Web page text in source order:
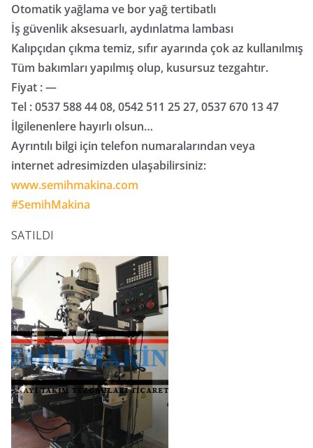
Otomatik yağlama ve bor yağ tertibatlı
İş güvenlik aksesuarlı, aydınlatma lambası
Kalıpçıdan çıkma temiz, sıfır ayarında çok az kullanılmış
Tüm bakımları yapılmış olup, kusursuz tezgahtır.
Fiyat : —
Tel : 0537 588 44 08, 0542 511 25 27, 0537 670 13 47
İlgilenenlere hayırlı olsun…
Ayrıntılı bilgi için telefon numaralarından veya
internet adresimizden ulaşabilirsiniz:
www.semihmakina.com
#SemihMakina
SATILDI